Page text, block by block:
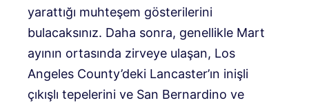
yarattığı muhteşem gösterilerini
bulacaksınız. Daha sonra, genellikle Mart
ayının ortasında zirveye ulaşan, Los
Angeles County’deki Lancaster’ın inişli
çıkışlı tepelerini ve San Bernardino ve